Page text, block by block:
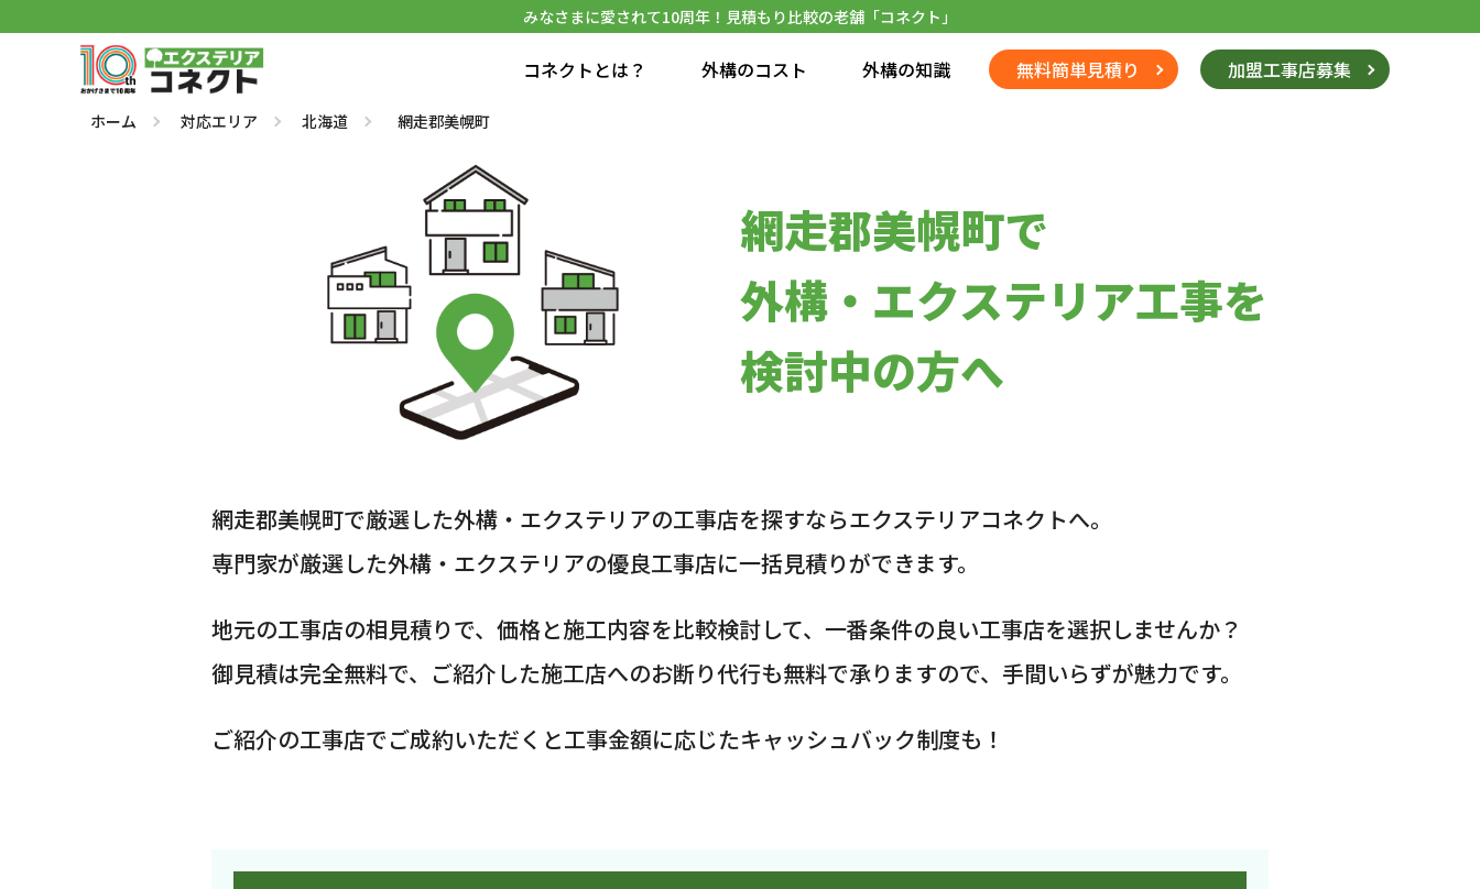
みなさまに愛されて10周年！見積もり比較の老舗「コネクト」
コネクトとは？ 外構のコスト 外構の知識 無料簡単見積り 加盟工事店募集
ホーム 対応エリア 北海道 網走郡美幌町
網走郡美幌町で
外構・エクステリア工事を
検討中の方へ
網走郡美幌町で厳選した外構・エクステリアの工事店を探すならエクステリアコネクトへ。
専門家が厳選した外構・エクステリアの優良工事店に一括見積りができます。
地元の工事店の相見積りで、価格と施工内容を比較検討して、一番条件の良い工事店を選択しませんか？
御見積は完全無料で、ご紹介した施工店へのお断り代行も無料で承りますので、手間いらずが魅力です。
ご紹介の工事店でご成約いただくと工事金額に応じたキャッシュバック制度も！